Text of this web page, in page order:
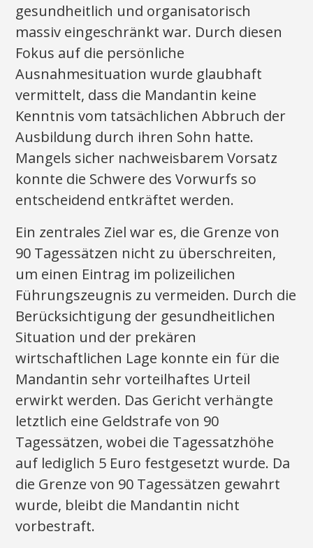
gesundheitlich und organisatorisch
massiv eingeschränkt war. Durch diesen
Fokus auf die persönliche
Ausnahmesituation wurde glaubhaft
vermittelt, dass die Mandantin keine
Kenntnis vom tatsächlichen Abbruch der
Ausbildung durch ihren Sohn hatte.
Mangels sicher nachweisbarem Vorsatz
konnte die Schwere des Vorwurfs so
entscheidend entkräftet werden.
Ein zentrales Ziel war es, die Grenze von
90 Tagessätzen nicht zu überschreiten,
um einen Eintrag im polizeilichen
Führungszeugnis zu vermeiden. Durch die
Berücksichtigung der gesundheitlichen
Situation und der prekären
wirtschaftlichen Lage konnte ein für die
Mandantin sehr vorteilhaftes Urteil
erwirkt werden. Das Gericht verhängte
letztlich eine Geldstrafe von 90
Tagessätzen, wobei die Tagessatzhöhe
auf lediglich 5 Euro festgesetzt wurde. Da
die Grenze von 90 Tagessätzen gewahrt
wurde, bleibt die Mandantin nicht
vorbestraft.